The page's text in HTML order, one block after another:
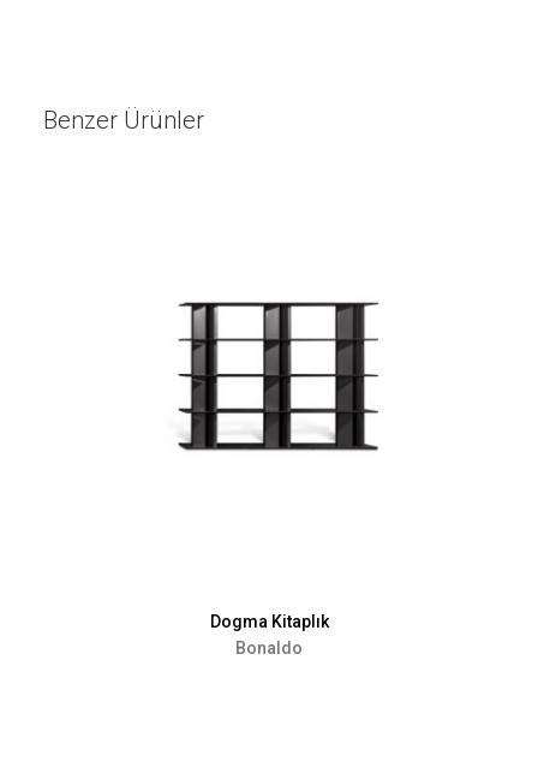
Benzer Ürünler
Dogma Kitaplık
Bonaldo